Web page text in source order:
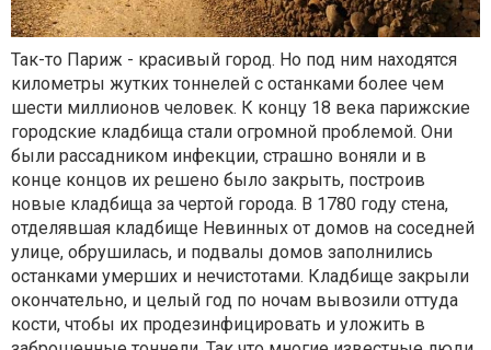
Так-то Париж - красивый город. Но под ним находятся
километры жутких тоннелей с останками более чем
шести миллионов человек. К концу 18 века парижские
городские кладбища стали огромной проблемой. Они
были рассадником инфекции, страшно воняли и в
конце концов их решено было закрыть, построив
новые кладбища за чертой города. В 1780 году стена,
отделявшая кладбище Невинных от домов на соседней
улице, обрушилась, и подвалы домов заполнились
останками умерших и нечистотами. Кладбище закрыли
окончательно, и целый год по ночам вывозили оттуда
кости, чтобы их продезинфицировать и уложить в